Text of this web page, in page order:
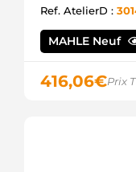
Ref. AtelierD :
MAHLE Neuf
416,06€Prix